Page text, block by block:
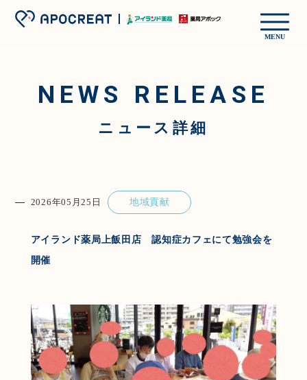
MENU
NEWS RELEASE
ニュース詳細
2026年05月25日 地域貢献
アイランド薬局上飯田店 認知症カフェにて勉強会を
開催